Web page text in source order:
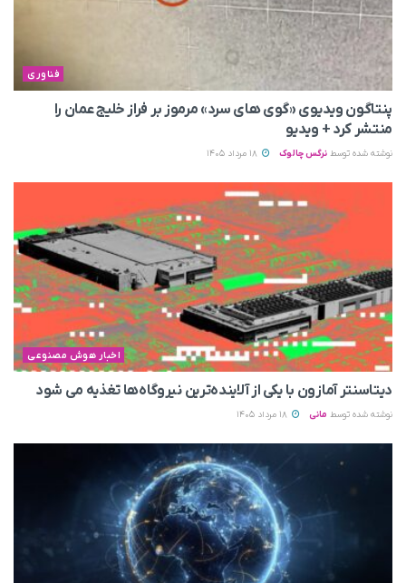
فناوری
پنتاگون ویدیوی «گوی های سرد» مرموز بر فراز خلیج عمان را
منتشر کرد + ویدیو
نوشته شده توسط نرگس چالوک
اخبار هوش مصنوعی
دیتاسنتر آمازون با یکی از آلاینده‌ترین نیروگاه‌ها تغذیه می‌ شود
نوشته شده توسط مانی